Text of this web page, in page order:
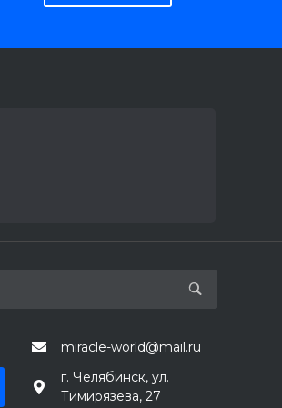
miracle-world@mail.ru
г. Челябинск, ул.
Тимирязева, 27